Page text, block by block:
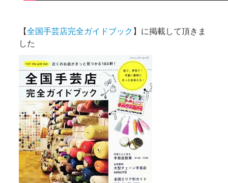
【全国手芸店完全ガイドブック 】に掲載して頂きま
した